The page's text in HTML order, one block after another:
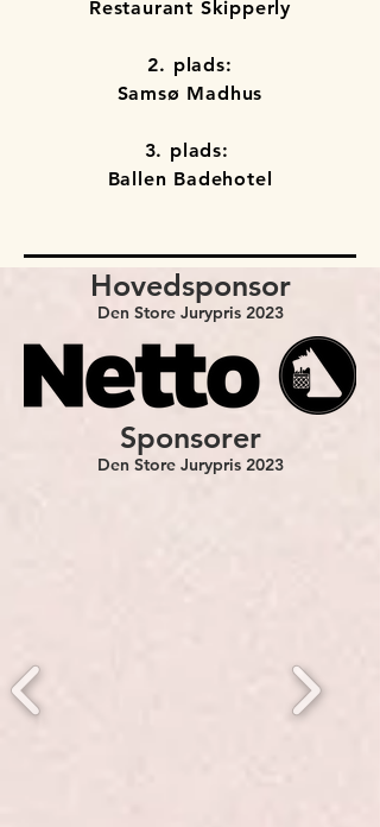
Restaurant Skipperly
2. plads:
Samsø Madhus
3. plads:
Ballen Badehotel
Hovedsponsor
Den Store Jurypris 2023
Sponsorer
Den Store Jurypris 2023